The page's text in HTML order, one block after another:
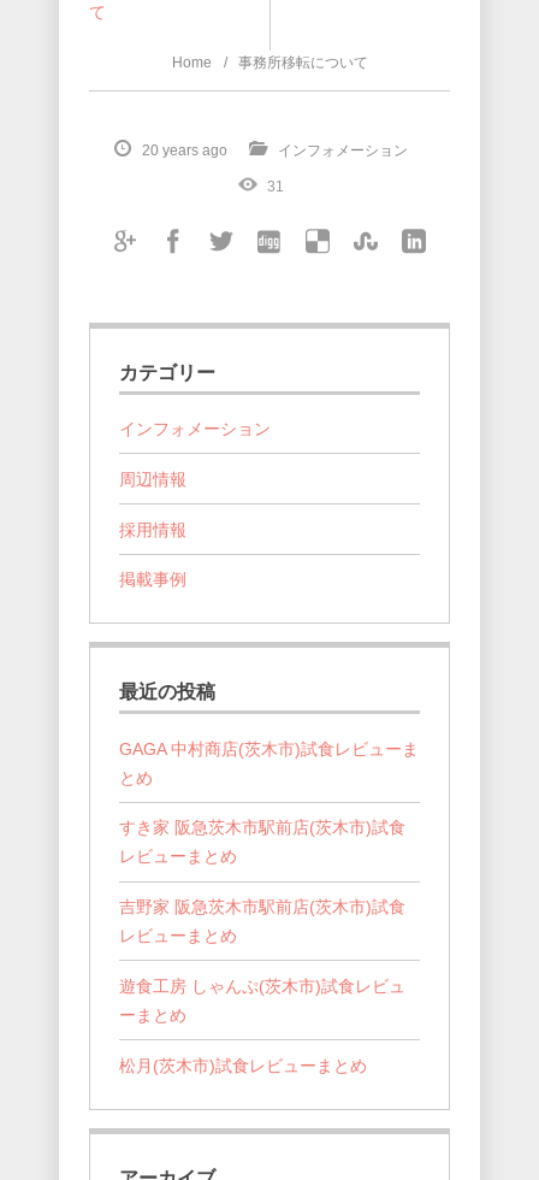
て
Home 事務所移転について
20 years ago インフォメーション
31
カテゴリー
インフォメーション
周辺情報
採用情報
掲載事例
最近の投稿
GAGA 中村商店(茨木市)試食レビューま
とめ
すき家 阪急茨木市駅前店(茨木市)試食
レビューまとめ
吉野家 阪急茨木市駅前店(茨木市)試食
レビューまとめ
遊食工房 しゃんぷ(茨木市)試食レビュ
ーまとめ
松月(茨木市)試食レビューまとめ